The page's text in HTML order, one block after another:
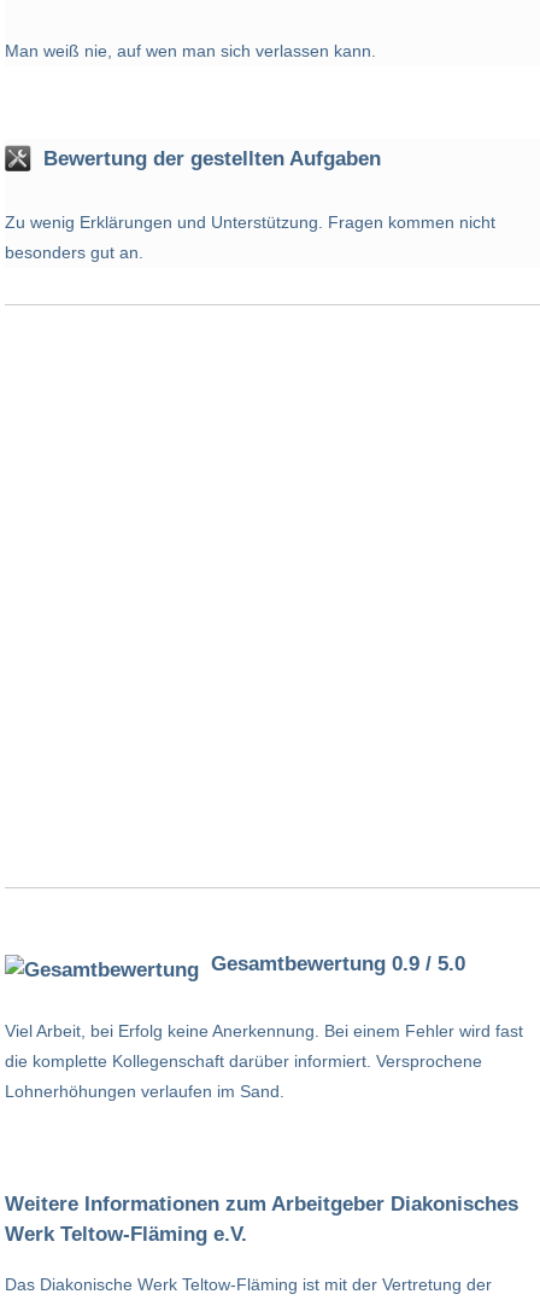
Man weiß nie, auf wen man sich verlassen kann.
Bewertung der gestellten Aufgaben
Zu wenig Erklärungen und Unterstützung. Fragen kommen nicht
besonders gut an.
Gesamtbewertung 0.9 / 5.0
Viel Arbeit, bei Erfolg keine Anerkennung. Bei einem Fehler wird fast
die komplette Kollegenschaft darüber informiert. Versprochene
Lohnerhöhungen verlaufen im Sand.
Weitere Informationen zum Arbeitgeber Diakonisches
Werk Teltow-Fläming e.V.
Das Diakonische Werk Teltow-Fläming ist mit der Vertretung der